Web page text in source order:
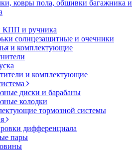
ковры пола, обшивки багажника и
КПП и ручника
солнцезащитные и очечники
и комплектующие
и комплектующие
диски и барабаны
колодки
тормозной системы
дифференциала
пары